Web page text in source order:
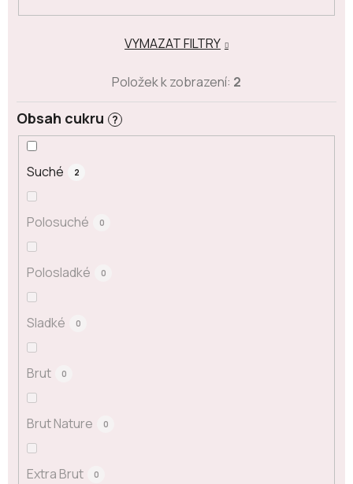
Obsah cukru ?
Suché 2
Polosuché 0
Polosladké 0
Sladké 0
Brut 0
Brut Nature 0
Extra Brut 0
VYMAZAT FILTRY
Položek k zobrazení: 2